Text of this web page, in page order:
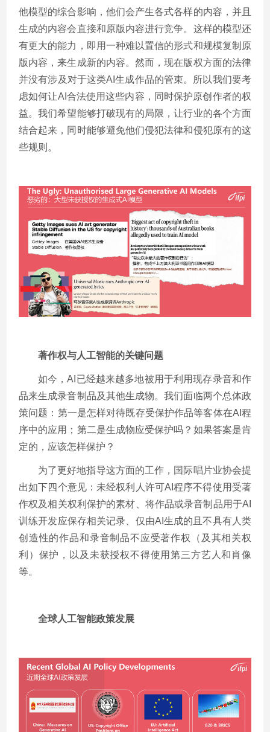
他模型的综合影响，他们会产生各式各样的内容，并且
生成的内容会直接和原版内容进行竞争。这样的模型还
有更大的能力，即用一种难以置信的形式和规模复制原
版内容，来生成新的内容。然而，现在版权方面的法律
并没有涉及对于这类AI生成作品的管束。所以我们要考
虑如何让AI合法使用这些内容，同时保护原创作者的权
益。我们希望能够打破现有的局限，让行业的各个方面
结合起来，同时能够避免他们侵犯法律和侵犯原有的这
些规则。
著作权与人工智能的关键问题
如今，AI已经越来越多地被用于利用现存录音和作
品来生成录音制品及其他生成物。我们面临两个总体政
策问题：第一是怎样对待既存受保护作品等客体在AI程
序中的应用；第二是生成物应受保护吗？如果答案是肯
定的，应该怎样保护？
为了更好地指导这方面的工作，国际唱片业协会提
出如下四个意见：未经权利人许可AI程序不得使用受著
作权及相关权利保护的素材、将作品或录音制品用于AI
训练开发应保存相关记录、仅由AI生成的且不具有人类
创造性的作品和录音制品不应受著作权（及其相关权
利）保护，以及未获授权不得使用第三方艺人和肖像
等。
全球人工智能政策发展